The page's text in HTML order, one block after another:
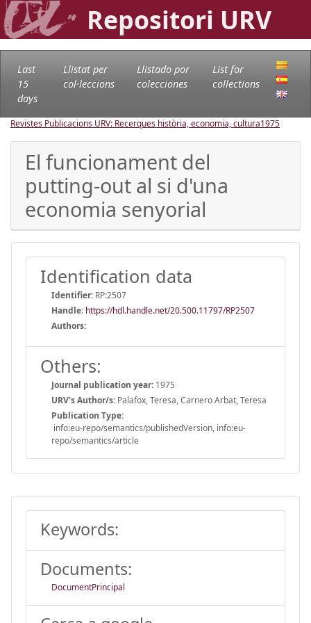
Repositori URV
Last
15
days
Llistat per
col·leccions
Llistado por
colecciones
List for
collections
Revistes Publicacions URV: Recerques història, economia, cultura1975
El funcionament del
putting-out al si d'una
economia senyorial
Identification data
Identifier: RP:2507
Handle: https://hdl.handle.net/20.500.11797/RP2507
Authors:
Others:
Journal publication year: 1975
URV's Author/s: Palafox, Teresa, Carnero Arbat, Teresa
Publication Type:
info:eu-repo/semantics/publishedVersion, info:eu-
repo/semantics/article
Keywords:
Documents:
DocumentPrincipal